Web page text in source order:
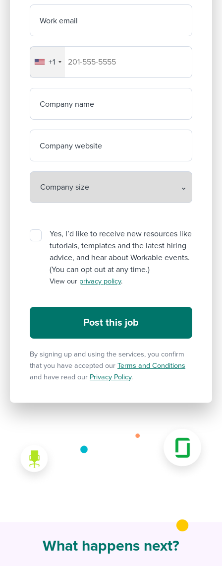
Work email
Your company's phone number
+1
Company name
Company website
Yes, I’d like to receive new resources like
tutorials, templates and the latest hiring
advice, and hear about Workable events.
(You can opt out at any time.)
View our privacy policy.
By signing up and using the services, you confirm
that you have accepted our Terms and Conditions
and have read our Privacy Policy.
What happens next?